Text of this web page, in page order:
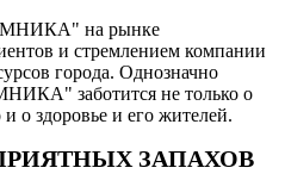
на рынке
и стремлением компании
города. Однозначно
заботится не только о
о здоровье и его жителей.
ЗАПАХОВ